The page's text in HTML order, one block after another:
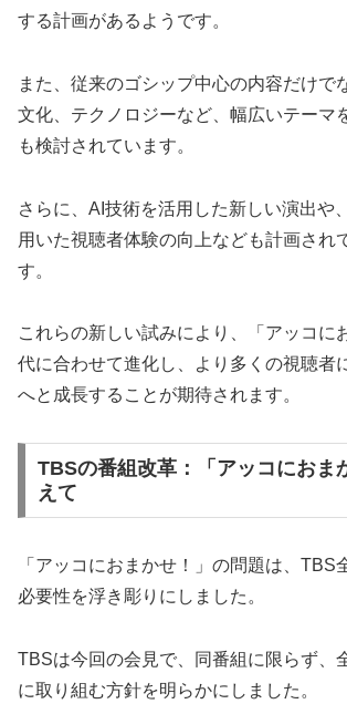
する計画があるようです。
また、従来のゴシップ中心の内容だけで
文化、テクノロジーなど、幅広いテーマ
も検討されています。
さらに、AI技術を活用した新しい演出や
用いた視聴者体験の向上なども計画され
す。
これらの新しい試みにより、「アッコに
代に合わせて進化し、より多くの視聴者
へと成長することが期待されます。
TBSの番組改革：「アッコにおま
えて
「アッコにおまかせ！」の問題は、TBS
必要性を浮き彫りにしました。
TBSは今回の会見で、同番組に限らず、
に取り組む方針を明らかにしました。